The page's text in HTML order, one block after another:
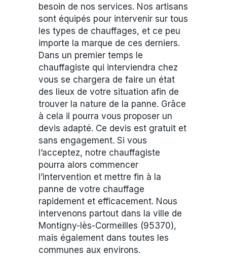
besoin de nos services. Nos artisans
sont équipés pour intervenir sur tous
les types de chauffages, et ce peu
importe la marque de ces derniers.
Dans un premier temps le
chauffagiste qui interviendra chez
vous se chargera de faire un état
des lieux de votre situation afin de
trouver la nature de la panne. Grâce
à cela il pourra vous proposer un
devis adapté. Ce devis est gratuit et
sans engagement. Si vous
l’acceptez, notre chauffagiste
pourra alors commencer
l’intervention et mettre fin à la
panne de votre chauffage
rapidement et efficacement. Nous
intervenons partout dans la ville de
Montigny-lès-Cormeilles (95370),
mais également dans toutes les
communes aux environs.